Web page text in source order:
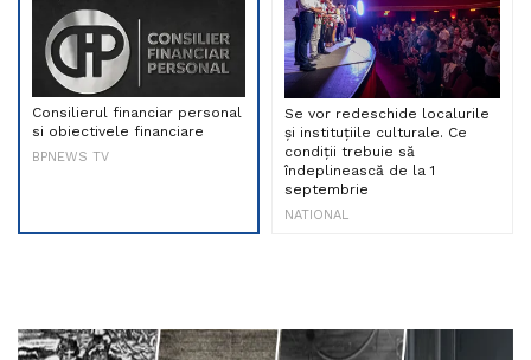
Consilierul financiar personal
si obiectivele financiare
BPNEWS TV
Se vor redeschide localurile
și instituțiile culturale. Ce
condiții trebuie să
îndeplinească de la 1
septembrie
NATIONAL